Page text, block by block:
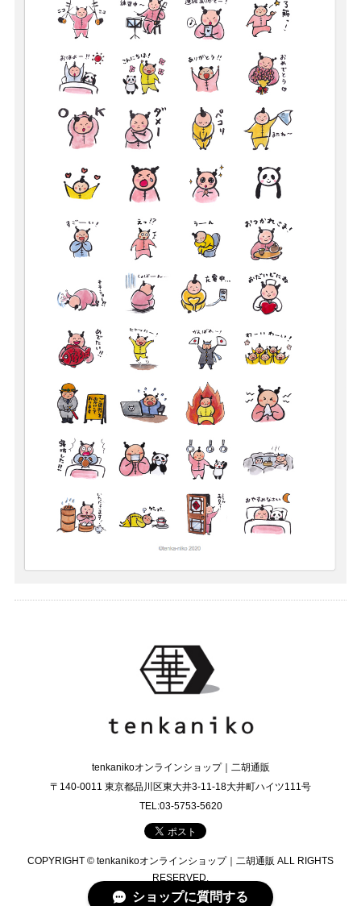
tenkanikoオンラインショップ｜二胡通販
〒140-0011 東京都品川区東大井3-11-18大井町ハイツ111号
TEL:03-5753-5620
COPYRIGHT © tenkanikoオンラインショップ｜二胡通販 ALL RIGHTS
RESERVED.
ショップに質問する